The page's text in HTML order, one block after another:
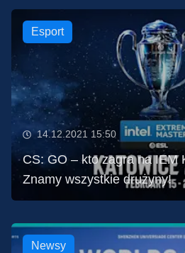
Esport
14.12.2021 15:50
CS: GO – kto zagra na IEM
Znamy wszystkie drużyny!
Newsy